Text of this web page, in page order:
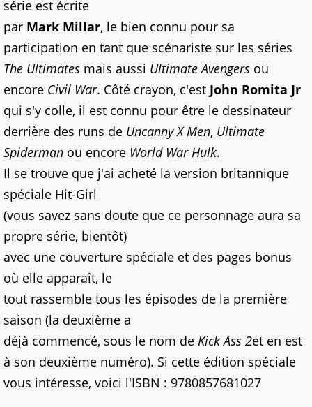
série est écrite
par Mark Millar, le bien connu pour sa
participation en tant que scénariste sur les séries
The Ultimates mais aussi Ultimate Avengers ou
encore Civil War. Côté crayon, c'est John Romita Jr
qui s'y colle, il est connu pour être le dessinateur
derrière des runs de Uncanny X Men, Ultimate
Spiderman ou encore World War Hulk.
Il se trouve que j'ai acheté la version britannique
spéciale Hit-Girl
(vous savez sans doute que ce personnage aura sa
propre série, bientôt)
avec une couverture spéciale et des pages bonus
où elle apparaît, le
tout rassemble tous les épisodes de la première
saison (la deuxième a
déjà commencé, sous le nom de Kick Ass 2et en est
à son deuxième numéro). Si cette édition spéciale
vous intéresse, voici l'ISBN : 9780857681027